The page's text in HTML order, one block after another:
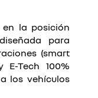
la posición
para
(smart
E-Tech 100%
los vehículos